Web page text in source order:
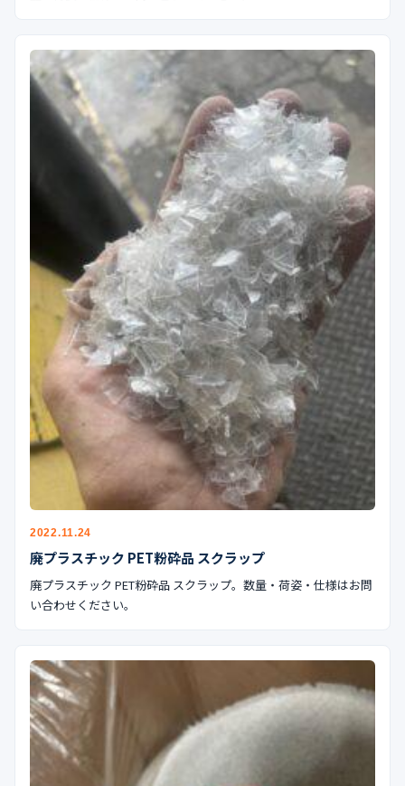
2022.11.24
廃プラスチック PET粉砕品 スクラップ
廃プラスチック PET粉砕品 スクラップ。数量・荷姿・仕様はお問
い合わせください。